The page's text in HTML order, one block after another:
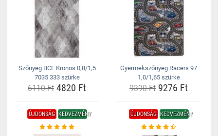
Szőnyeg BCF Kronos 0,8/1,5
7035 333 szürke
6110 Ft 4820 Ft
Gyermekszőnyeg Racers 97
1,0/1,65 szürke
9390 Ft 9276 Ft
ÚJDONSÁG KEDVEZMÉNY ÚJDONSÁG KEDVEZMÉNY